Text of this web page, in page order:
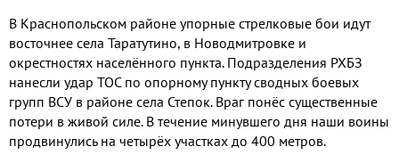
В Краснопольском районе упорные стрелковые бои идут
восточнее села Таратутино, в Новодмитровке и
окрестностях населённого пункта. Подразделения РХБЗ
нанесли удар ТОС по опорному пункту сводных боевых
групп ВСУ в районе села Степок. Враг понёс существенные
потери в живой силе. В течение минувшего дня наши воины
продвинулись на четырёх участках до 400 метров.